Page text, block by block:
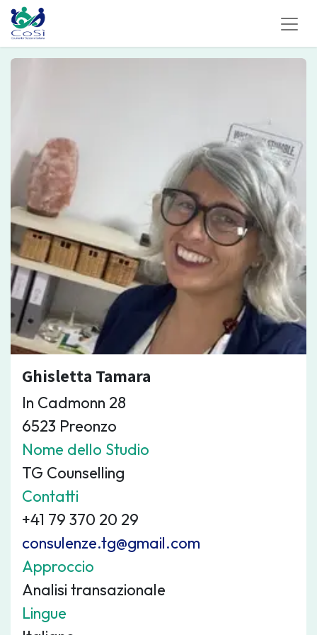
Ghisletta Tamara
In Cadmonn 28
6523 Preonzo
Nome dello Studio
TG Counselling
Contatti
+41 79 370 20 29
consulenze.tg@gmail.com
Approccio
Analisi transazionale
Lingue